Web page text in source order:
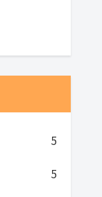
5
5